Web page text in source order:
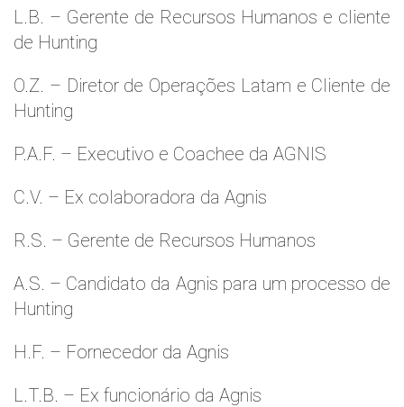
L.B. – Gerente de Recursos Humanos e cliente
de Hunting
O.Z. – Diretor de Operações Latam e Cliente de
Hunting
P.A.F. – Executivo e Coachee da AGNIS
C.V. – Ex colaboradora da Agnis
R.S. – Gerente de Recursos Humanos
A.S. – Candidato da Agnis para um processo de
Hunting
H.F. – Fornecedor da Agnis
L.T.B. – Ex funcionário da Agnis